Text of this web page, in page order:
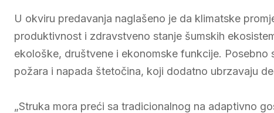
U okviru predavanja naglašeno je da klimatske
produktivnost i zdravstveno stanje šumskih
ekološke, društvene i ekonomske funkcije.
požara i napada štetočina, koji dodatno ubrzavaju
„Struka mora preći sa tradicionalnog na adaptivno